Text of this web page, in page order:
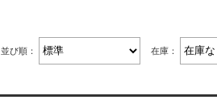
並び順： 在庫：